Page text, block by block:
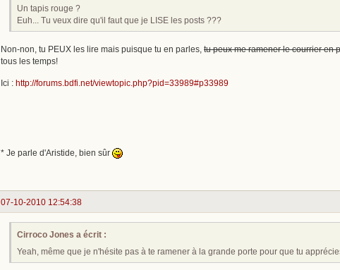
Un tapis rouge ?
Euh... Tu veux dire qu'il faut que je LISE les posts ???
Non-non, tu PEUX les lire mais puisque tu en parles, tu peux me ramener le courrier en
tous les temps!
Ici : http://forums.bdfi.net/viewtopic.php?pid=33989#p33989
* Je parle d'Aristide, bien sûr
07-10-2010 12:54:38
Cirroco Jones a écrit :
Yeah, même que je n'hésite pas à te ramener à la grande porte pour que tu